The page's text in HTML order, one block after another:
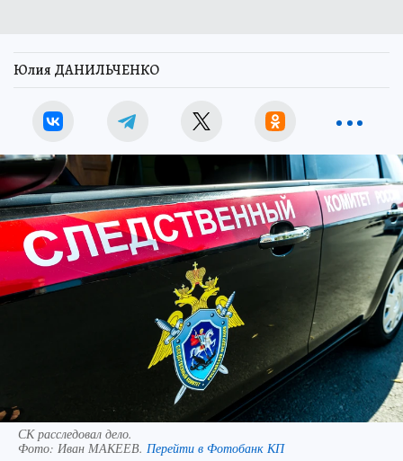
Юлия ДАНИЛЬЧЕНКО
СК расследовал дело.
Фото: Иван МАКЕЕВ. Перейти в Фотобанк КП